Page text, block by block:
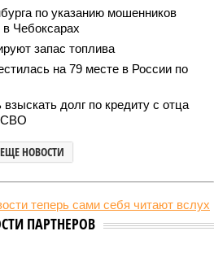
по указанию мошенников
в Чебоксарах
запас топлива
на 79 месте в России по
долг по кредиту с отца
СВО
ЕЩЕ НОВОСТИ
ПАРТНЕРОВ